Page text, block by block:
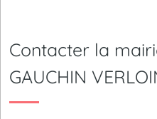
Contacter la
GAUCHIN